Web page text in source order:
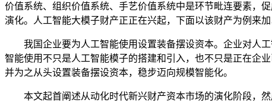
价值系统、组织价值系统、手艺价值系统中是环节毗连要素，
演化。人工智能大模子财产正正在兴起，下面以该财产为例来加
我国企业要为人工智能使用设置装备摆设资本。企业对人工
智能使用不只是人工智能模子的搭建和引入，也不只是正在企
并为之从头设置装备摆设资本，稳步迈向规模智能化。
本文起首阐述从动化时代新兴财产资本市场的演化阶段，然